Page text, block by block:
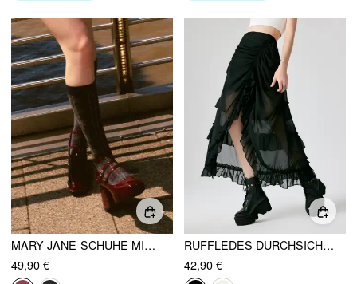
MARY-JANE-SCHUHE MIT KLOBIGEM ABSATZ
49,90 €
RUFFLEDES DURCHSICHTIGES HOCHBUND-MAXISKIRT
42,90 €